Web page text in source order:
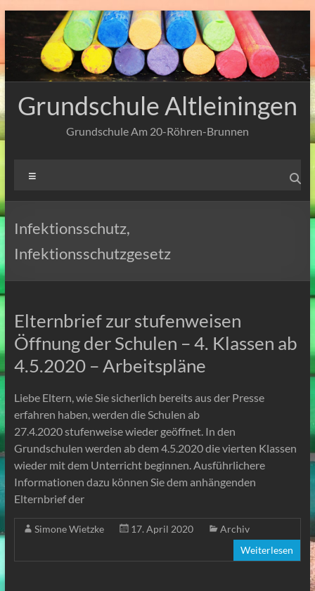
Zum
Inhalt
springen
Grundschule Altleiningen
Grundschule Am 20-Röhren-Brunnen
Infektionsschutz,
Infektionsschutzgesetz
Elternbrief zur stufenweisen
Öffnung der Schulen – 4. Klassen ab
4.5.2020 – Arbeitspläne
Liebe Eltern, wie Sie sicherlich bereits aus der Presse
erfahren haben, werden die Schulen ab
27.4.2020 stufenweise wieder geöffnet. In den
Grundschulen werden ab dem 4.5.2020 die vierten Klassen
wieder mit dem Unterricht beginnen. Ausführlichere
Informationen dazu können Sie dem anhängenden
Elternbrief der
Simone Wietzke 17. April 2020
Archiv
Weiterlesen